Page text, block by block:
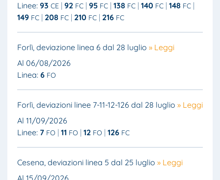
Linee: 93 CE 92 FC 95 FC 138 FC 140 FC 148 FC
149 FC 208 FC 210 FC 216 FC
Forlì, deviazione linea 6 dal 28 luglio » Leggi
Al 06/08/2026
Linea: 6 FO
Forlì, deviazioni linee 7-11-12-126 dal 28 luglio » Leggi
Al 11/09/2026
Linee: 7 FO 11 FO 12 FO 126 FC
Cesena, deviazioni linea 5 dal 25 luglio » Leggi